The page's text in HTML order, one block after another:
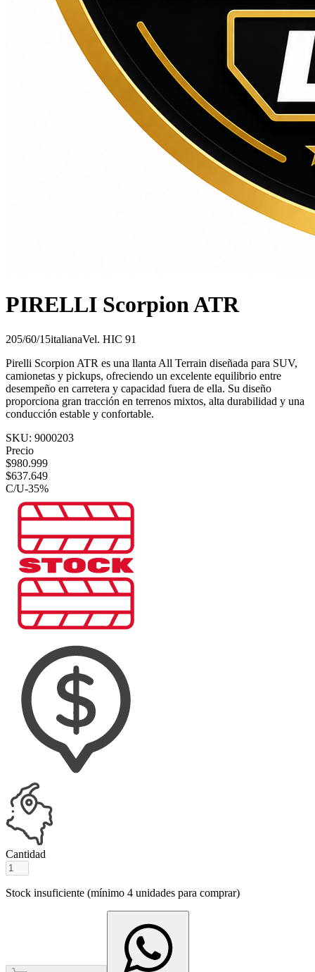
PIRELLI Scorpion ATR
205/60/15italianaVel. HIC 91
Pirelli Scorpion ATR es una llanta All Terrain diseñada para SUV,
camionetas y pickups, ofreciendo un excelente equilibrio entre
desempeño en carretera y capacidad fuera de ella. Su diseño
proporciona gran tracción en terrenos mixtos, alta durabilidad y una
conducción estable y confortable.
SKU: 9000203
Precio
$980.999
$637.649
C/U-35%
Cantidad
Stock insuficiente (mínimo 4 unidades para comprar)